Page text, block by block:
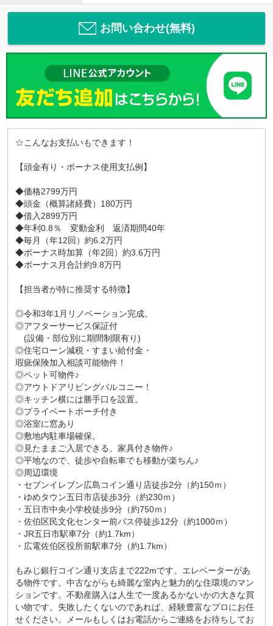
お問い合わせ(無料)
☆こんなお支払いもできます！
【頭金有り・ボーナス使用支払例】
◆価格2799万円
◆頭金（概算諸経費）180万円
◆借入2899万円
◆年利0.8％ 変動金利 返済期間40年
◆毎月（年12回）約6.2万円
◆ボーナス時加算（年2回）約3.6万円
◆ボーナス月合計約9.8万円
【担当者が特に推奨する特徴】
◎令和3年1月リノベーション完成。
◎アフターサービス保証付
(設備・部位別に期間制限有り)
◎住宅ローン減税・すまい給付金・
瑕疵保険加入相談可能物件！
◎ペット可物件♪
◎アウトドアリビングバルコニー！
◎キッチン横には勝手口を設置。
◎プライベートポーチ付き
◎浴室に窓あり
◎敷地内駐車場確保。
◎見たままご入居できる、家具付き物件♪
◎平地なので、徒歩や自転車でも移動が楽ちん♪
◎周辺環境
・セブンイレブン広島コイン通り店徒歩2分（約150ｍ）
・ゆめタウン五日市店徒歩3分（約230ｍ）
・五日市中央小学校徒歩9分（約750ｍ）
・佐伯区民文化センター前バス停徒歩12分（約1000ｍ）
・JR五日市駅車7分（約1.7km）
・広電佐伯区役所前駅車7分（約1.7km）
もみじ銀行コイン通り支店まで222mです。エレベーターがあ
る物件です。中古ながらも綺麗な室内と魅力的な住環境のマン
ションです。不動産購入は人生で一度あるかないかの大きな買
い物です。失敗したくないのであれば、経験豊富なプロにお任
せください。メールもしくはお電話からご連絡をお待ちしてお